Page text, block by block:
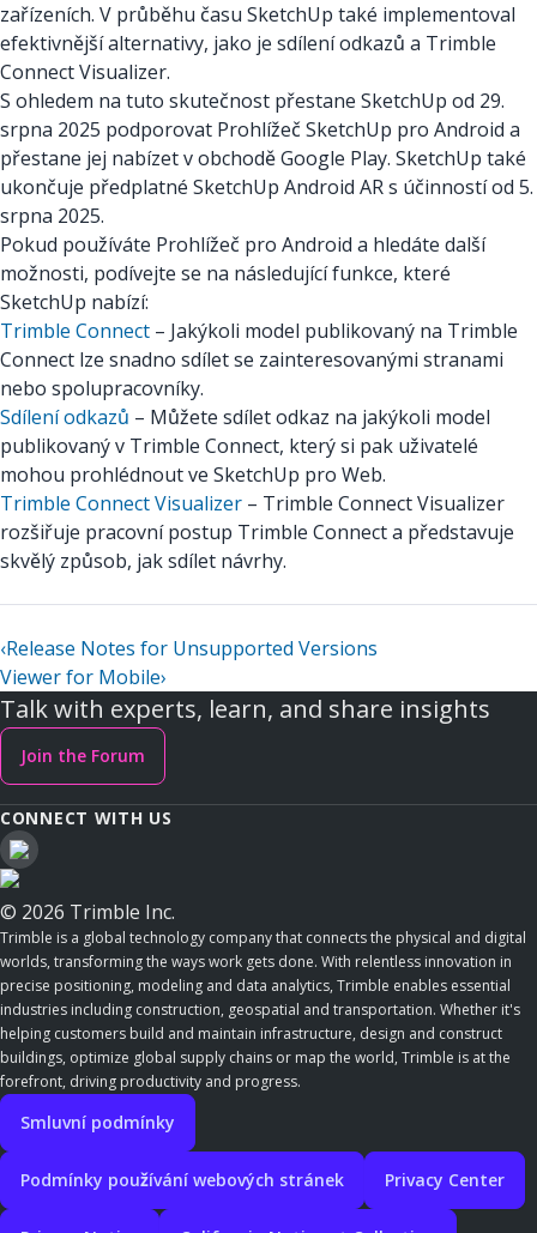
zařízeních. V průběhu času SketchUp také implementoval
efektivnější alternativy, jako je sdílení odkazů a Trimble
Connect Visualizer.
S ohledem na tuto skutečnost přestane SketchUp od 29.
srpna 2025 podporovat Prohlížeč SketchUp pro Android a
přestane jej nabízet v obchodě Google Play. SketchUp také
ukončuje předplatné SketchUp Android AR s účinností od 5.
srpna 2025.
Pokud používáte Prohlížeč pro Android a hledáte další
možnosti, podívejte se na následující funkce, které
SketchUp nabízí:
Trimble Connect – Jakýkoli model publikovaný na Trimble
Connect lze snadno sdílet se zainteresovanými stranami
nebo spolupracovníky.
Sdílení odkazů – Můžete sdílet odkaz na jakýkoli model
publikovaný v Trimble Connect, který si pak uživatelé
mohou prohlédnout ve SketchUp pro Web.
Trimble Connect Visualizer – Trimble Connect Visualizer
rozšiřuje pracovní postup Trimble Connect a představuje
skvělý způsob, jak sdílet návrhy.
‹Release Notes for Unsupported Versions
Viewer for Mobile›
Talk with experts, learn, and share insights
Join the Forum
CONNECT WITH US
© 2026 Trimble Inc.
Trimble is a global technology company that connects the physical and digital
worlds, transforming the ways work gets done. With relentless innovation in
precise positioning, modeling and data analytics, Trimble enables essential
industries including construction, geospatial and transportation. Whether it's
helping customers build and maintain infrastructure, design and construct
buildings, optimize global supply chains or map the world, Trimble is at the
forefront, driving productivity and progress.
Smluvní podmínky
Podmínky používání webových stránek Privacy Center